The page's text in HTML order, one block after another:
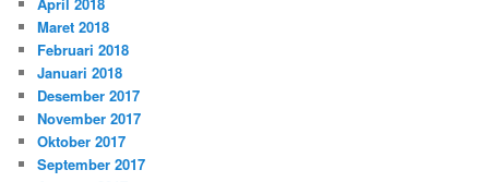
April 2018
Maret 2018
Februari 2018
Januari 2018
Desember 2017
November 2017
Oktober 2017
September 2017